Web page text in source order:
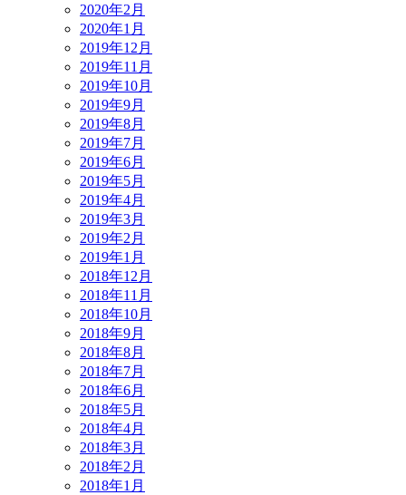
2020年2月
2020年1月
2019年12月
2019年11月
2019年10月
2019年9月
2019年8月
2019年7月
2019年6月
2019年5月
2019年4月
2019年3月
2019年2月
2019年1月
2018年12月
2018年11月
2018年10月
2018年9月
2018年8月
2018年7月
2018年6月
2018年5月
2018年4月
2018年3月
2018年2月
2018年1月